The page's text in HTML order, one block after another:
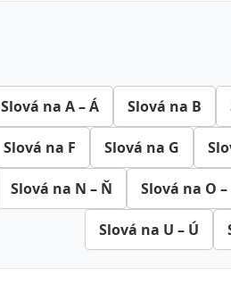
Slová na A – Á Slová na B
Slová na F Slová na G
Slová na N – Ň Slová na O –
Slová na U – Ú